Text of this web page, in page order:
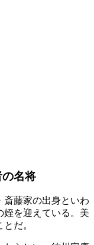
名将
斎藤家の出身といわ
姪を迎えている。美
だ。